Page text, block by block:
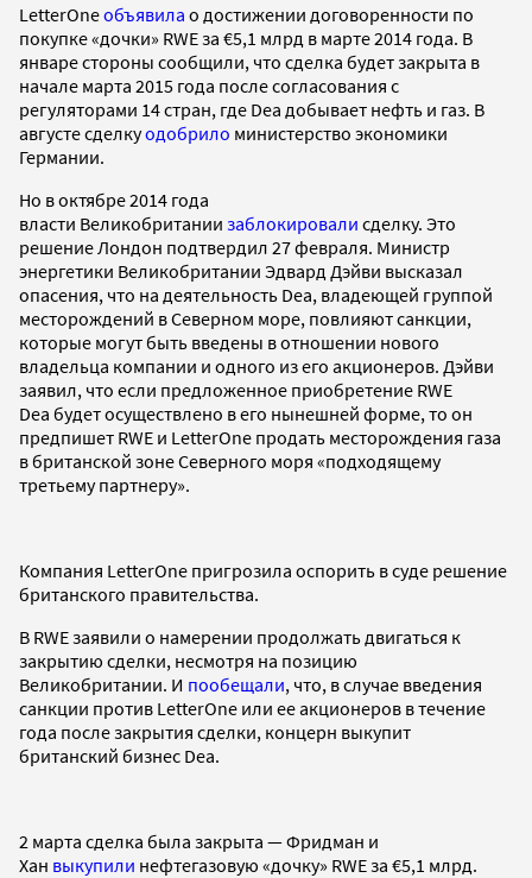
LetterOneобъявила о достижении договоренности по
покупке «дочки» RWE за €5,1 млрд в марте 2014 года. В
январе стороны сообщили, что сделка будет закрыта в
начале марта 2015 года после согласования с
регуляторами 14 стран, где Dea добывает нефть и газ. В
августе сделкуодобрило министерство экономики
Германии.
Но в октябре 2014 года
власти Великобритании заблокировали сделку. Это
решение Лондон подтвердил 27 февраля. Министр
энергетики Великобритании Эдвард Дэйви высказал
опасения, что на деятельность Dea, владеющей группой
месторождений в Северном море, повлияют санкции,
которые могут быть введены в отношении нового
владельца компании и одного из его акционеров. Дэйви
заявил, что если предложенное приобретение RWE
Dea будет осуществлено в его нынешней форме, то он
предпишет RWE и LetterOne продать месторождения газа
в британской зоне Северного моря «подходящему
третьему партнеру».
Компания LetterOne пригрозила оспорить в суде решение
британского правительства.
В RWE заявили о намерении продолжать двигаться к
закрытию сделки, несмотря на позицию
Великобритании. И пообещали, что, в случае введения
санкции против LetterOne или ее акционеров в течение
года после закрытия сделки, концерн выкупит
британский бизнес Dea.
2 марта сделка была закрыта — Фридман и
Хан выкупили нефтегазовую «дочку» RWE за €5,1 млрд.